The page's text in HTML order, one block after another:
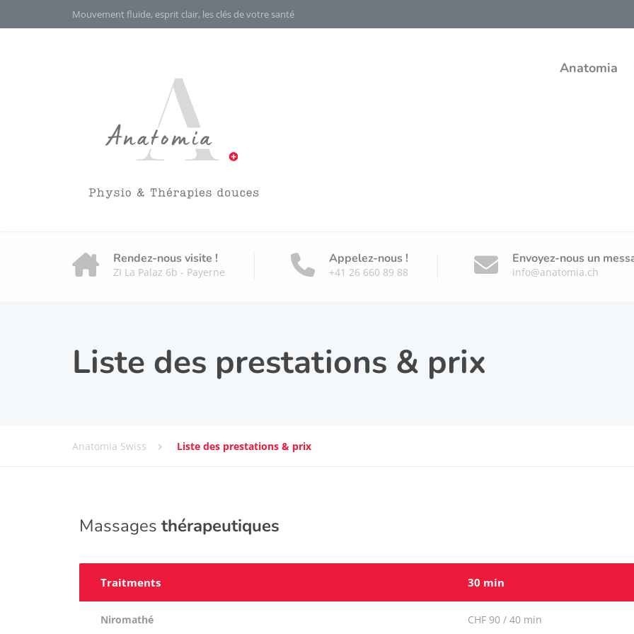
Mouvement fluide, esprit clair, les clés de votre santé
Anatomia
Rendez-nous visite !
ZI La Palaz 6b - Payerne
Appelez-nous !
+41 26 660 89 88
Envoyez-nous un
info@anatomia.ch
Liste des prestations & prix
Anatomia Swiss Liste des prestations & prix
Massages thérapeutiques
Traitments 30 min
Niromathé CHF 90 / 40 min